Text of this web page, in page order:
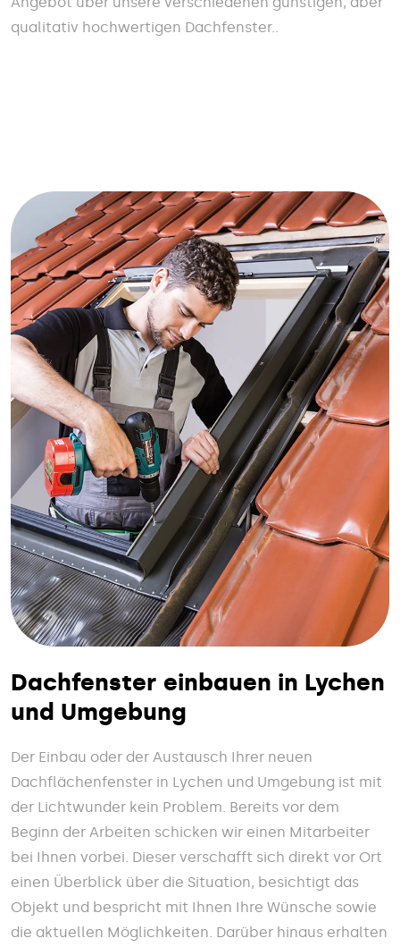
qualitativ hochwertigen Dachfenster..
Dachfenster einbauen in Lychen
und Umgebung
Der Einbau oder der Austausch Ihrer neuen
Dachflächenfenster in Lychen und Umgebung ist mit
der Lichtwunder kein Problem. Bereits vor dem
Beginn der Arbeiten schicken wir einen Mitarbeiter
bei Ihnen vorbei. Dieser verschafft sich direkt vor Ort
einen Überblick über die Situation, besichtigt das
Objekt und bespricht mit Ihnen Ihre Wünsche sowie
die aktuellen Möglichkeiten. Darüber hinaus erhalten